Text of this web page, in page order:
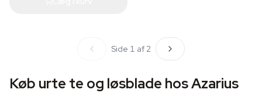
Side 1 af 2
Køb urte te og løsblade hos Azarius